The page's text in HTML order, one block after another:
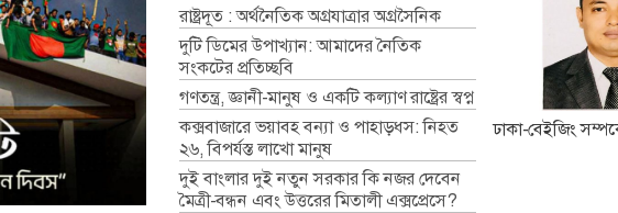
রাষ্ট্রদূত : অর্থনৈতিক অগ্রযাত্রার অগ্রসৈনিক
দুটি ডিমের উপাখ্যান: আমাদের নৈতিক
সংকটের প্রতিচ্ছবি
গণতন্ত্র, জ্ঞানী-মানুষ ও একটি কল্যাণ রাষ্ট্রের স্বপ্ন
কক্সবাজারে ভয়াবহ বন্যা ও পাহাড়ধস: নিহত
২৬, বিপর্যস্ত লাখো মানুষ
দুই বাংলার দুই নতুন সরকার কি নজর দেবেন
মৈত্রী-বন্ধন এবং উত্তরের মিতালী এক্সপ্রেসে?
ঢাকা-বেইজিং